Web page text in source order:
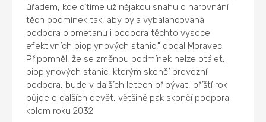
úřadem, kde cítíme už nějakou snahu o narovnání
těch podmínek tak, aby byla vybalancovaná
podpora biometanu i podpora těchto vysoce
efektivních bioplynových stanic," dodal Moravec.
Připomněl, že se změnou podmínek nelze otálet,
bioplynových stanic, kterým skončí provozní
podpora, bude v dalších letech přibývat, příští rok
půjde o dalších devět, většině pak skončí podpora
kolem roku 2032.